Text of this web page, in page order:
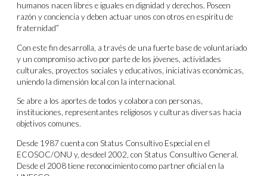
humanos nacen libres e iguales en dignidad y derechos. Poseen
razón y conciencia y deben actuar unos con otros en espíritu de
fraternidad”
Con este fin desarrolla, a través de una fuerte base de voluntariado
y un compromiso activo por parte de los jóvenes, actividades
culturales, proyectos sociales y educativos, iniciativas económicas,
uniendo la dimensión local con la internacional.
Se abre a los aportes de todos y colabora con personas,
instituciones, representantes religiosos y culturas diversas hacia
objetivos comunes.
Desde 1987 cuenta con Status Consultivo Especial en el
ECOSOC/ONU y, desdeel 2002, con Status Consultivo General.
Desde el 2008 tiene reconocimiento como partner oficial en la